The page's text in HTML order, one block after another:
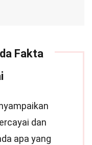
Fakta
dan
apa yang